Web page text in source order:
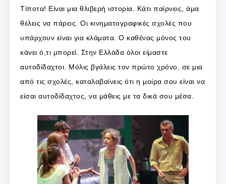
Τίποτα! Είναι μια θλιβερή ιστορία. Κάτι παίρνεις, άμα
θέλεις να πάρεις. Οι κινηματογραφικές σχολές που
υπάρχουν είναι για κλάματα. Ο καθένας μόνος του
κάνει ό,τι μπορεί. Στην Ελλάδα όλοι είμαστε
αυτοδίδαχτοι. Μόλις βγάλεις τον πρώτο χρόνο, σε μια
από τις σχολές, καταλαβαίνεις ότι η μοίρα σου είναι να
είσαι αυτοδίδαχτος, να μάθεις με τα δικά σου μέσα.